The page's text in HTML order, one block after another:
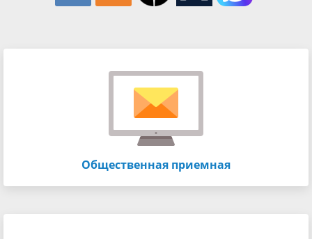
Общественная приемная